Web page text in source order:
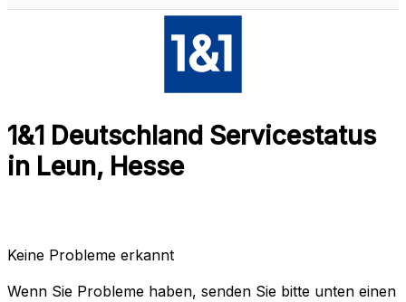
1&1 Deutschland Servicestatus
in Leun, Hesse
Keine Probleme erkannt
Wenn Sie Probleme haben, senden Sie bitte unten einen